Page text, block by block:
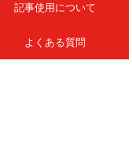
記事使用について
よくある質問